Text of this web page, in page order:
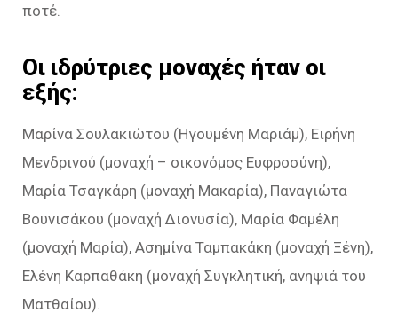
ποτέ.
Οι ιδρύτριες μοναχές ήταν οι
εξής:
Μαρίνα Σουλακιώτου (Ηγουμένη Μαριάμ), Ειρήνη
Μενδρινού (μοναχή – οικονόμος Ευφροσύνη),
Μαρία Τσαγκάρη (μοναχή Μακαρία), Παναγιώτα
Βουνισάκου (μοναχή Διονυσία), Μαρία Φαμέλη
(μοναχή Μαρία), Ασημίνα Ταμπακάκη (μοναχή Ξένη),
Ελένη Καρπαθάκη (μοναχή Συγκλητική, ανηψιά του
Ματθαίου).